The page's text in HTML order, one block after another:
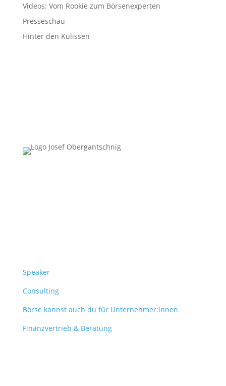
Videos: Vom Rookie zum Börsenexperten
Presseschau
Hinter den Kulissen
Speaker
Consulting
Börse kannst auch du für Unternehmer:innen
Finanzvertrieb & Beratung